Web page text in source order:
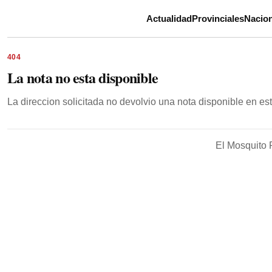
ActualidadProvinciales
404
La nota no esta disponible
La direccion solicitada no devolvio una nota disponible en
El Mosquito